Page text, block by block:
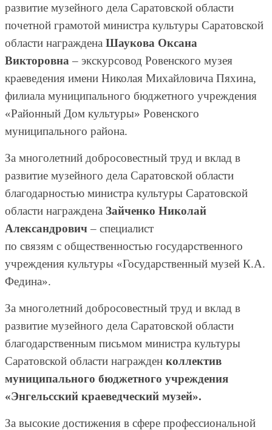
развитие музейного дела Саратовской области
почетной грамотой министра культуры Саратовской
области награждена Шаукова Оксана
Викторовна – экскурсовод Ровенского музея
краеведения имени Николая Михайловича Пяхина,
филиала муниципального бюджетного учреждения
«Районный Дом культуры» Ровенского
муниципального района.
За многолетний добросовестный труд и вклад в
развитие музейного дела Саратовской области
благодарностью министра культуры Саратовской
области награждена Зайченко Николай
Александрович – специалист
по связям с общественностью государственного
учреждения культуры «Государственный музей К.А.
Федина».
За многолетний добросовестный труд и вклад в
развитие музейного дела Саратовской области
благодарственным письмом министра культуры
Саратовской области награжден коллектив
муниципального бюджетного учреждения
«Энгельсский краеведческий музей».
За высокие достижения в сфере профессиональной